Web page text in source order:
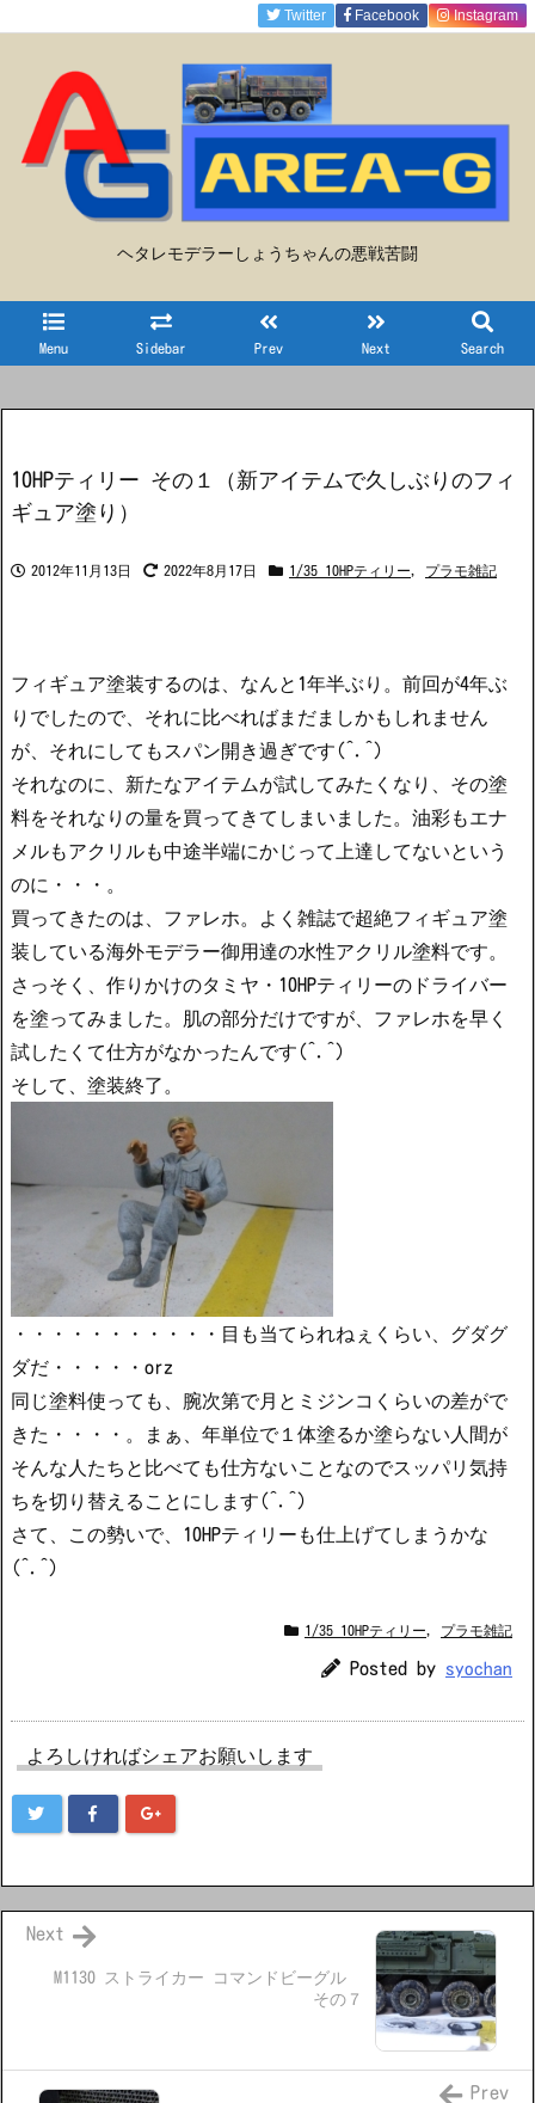
ヘタレモデラーしょうちゃんの悪戦苦闘
Menu Sidebar Prev Next Search
Twitter Facebook Instagram
10HPティリー その１（新アイテムで久しぶりのフィ
ギュア塗り）
2012年11月13日 2022年8月17日 1/35 10HPティリー プラモ雑記
フィギュア塗装するのは、なんと1年半ぶり。前回が4年ぶ
りでしたので、それに比べればまだましかもしれません
が、それにしてもスパン開き過ぎです(^.^)
それなのに、新たなアイテムが試してみたくなり、その塗
料をそれなりの量を買ってきてしまいました。油彩もエナ
メルもアクリルも中途半端にかじって上達してないという
のに・・・。
買ってきたのは、ファレホ。よく雑誌で超絶フィギュア塗
装している海外モデラー御用達の水性アクリル塗料です。
さっそく、作りかけのタミヤ・10HPティリーのドライバー
を塗ってみました。肌の部分だけですが、ファレホを早く
試したくて仕方がなかったんです(^.^)
そして、塗装終了。
・・・・・・・・・・・目も当てられねぇくらい、グダグ
ダだ・・・・・orz
同じ塗料使っても、腕次第で月とミジンコくらいの差がで
きた・・・・。まぁ、年単位で１体塗るか塗らない人間が
そんな人たちと比べても仕方ないことなのでスッパリ気持
ちを切り替えることにします(^.^)
さて、この勢いで、10HPティリーも仕上げてしまうかな
(^.^)
1/35 10HPティリー プラモ雑記
Posted by syochan
よろしければシェアお願いします
M1130 ストライカー コマンドビーグル
その７
Next
Prev